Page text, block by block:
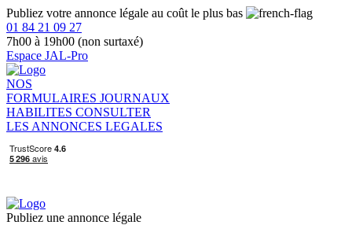
Publiez votre annonce légale au coût le plus bas
01 84 21 09 27
7h00 à 19h00 (non surtaxé)
Espace JAL-Pro
NOS
FORMULAIRES JOURNAUX
HABILITES CONSULTER
LES ANNONCES LEGALES
Publiez une annonce légale